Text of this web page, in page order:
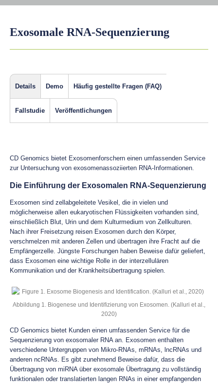
Exosomale RNA-Sequenzierung
Details Demo Häufig gestellte Fragen (FAQ)
Fallstudie Veröffentlichungen
CD Genomics bietet Exosomenforschern einen umfassenden Service
zur Untersuchung von exosomenassoziierten RNA-Informationen.
Die Einführung der Exosomalen RNA-Sequenzierung
Exosomen sind zellabgeleitete Vesikel, die in vielen und
möglicherweise allen eukaryotischen Flüssigkeiten vorhanden sind,
einschließlich Blut, Urin und dem Kulturmedium von Zellkulturen.
Nach ihrer Freisetzung reisen Exosomen durch den Körper,
verschmelzen mit anderen Zellen und übertragen ihre Fracht auf die
Empfängerzelle. Jüngste Forschungen haben Beweise dafür geliefert,
dass Exosomen eine wichtige Rolle in der interzellulären
Kommunikation und der Krankheitsübertragung spielen.
Abbildung 1. Biogenese und Identifizierung von Exosomen. (Kalluri et al.,
2020)
CD Genomics bietet Kunden einen umfassenden Service für die
Sequenzierung von exosomaler RNA an. Exosomen enthalten
verschiedene Untergruppen von Mikro-RNAs, mRNAs, lncRNAs und
anderen ncRNAs. Es gibt zunehmend Beweise dafür, dass die
Übertragung von miRNA über exosomale Übertragung zu vollständig
funktionalen oder translatierten langen RNAs in einer empfangenden